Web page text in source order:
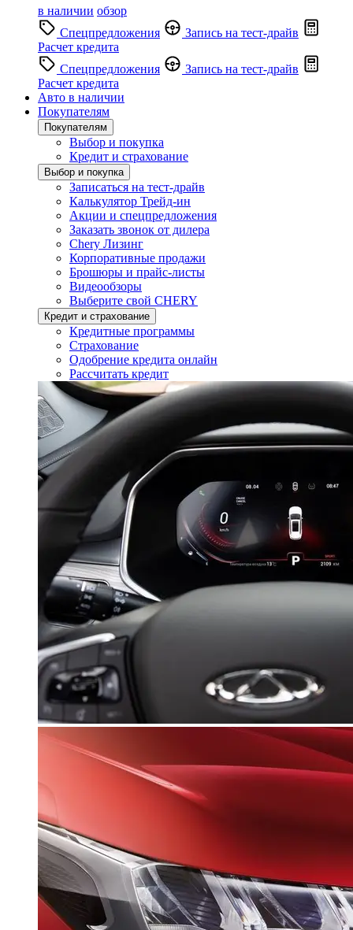
в наличии обзор
Спецпредложения
Запись на тест-драйв
Расчет кредита
Спецпредложения
Запись на тест-драйв
Расчет кредита
Авто в наличии
Покупателям
Покупателям
Выбор и покупка
Кредит и страхование
Выбор и покупка
Записаться на тест-драйв
Калькулятор Трейд-ин
Акции и спецпредложения
Заказать звонок от дилера
Chery Лизинг
Корпоративные продажи
Брошюры и прайс-листы
Видеообзоры
Выберите свой CHERY
Кредит и страхование
Кредитные программы
Страхование
Одобрение кредита онлайн
Рассчитать кредит